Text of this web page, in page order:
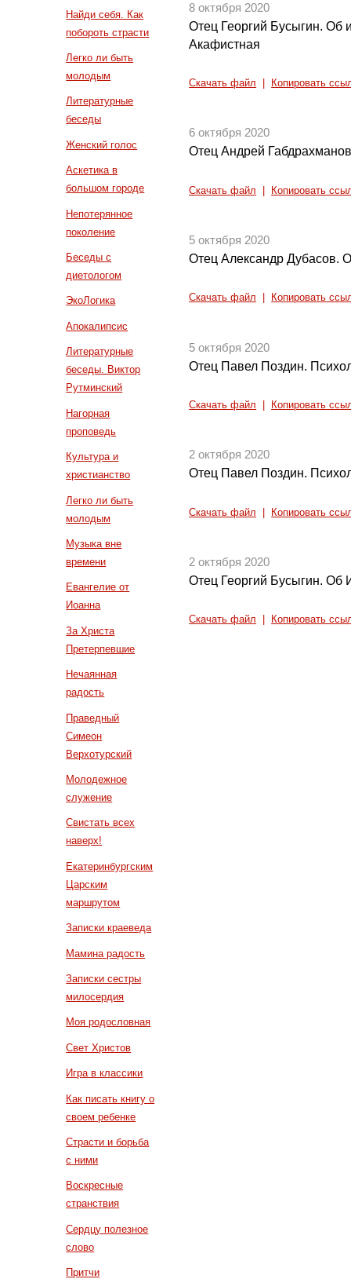
Найди себя. Как
побороть страсти
Легко ли быть
молодым
Литературные
беседы
Женский голос
Аскетика в
большом городе
Непотерянное
поколение
Беседы с
диетологом
ЭкоЛогика
Апокалипсис
Литературные
беседы. Виктор
Рутминский
Нагорная
проповедь
Культура и
христианство
Легко ли быть
молодым
Музыка вне
времени
Евангелие от
Иоанна
За Христа
Претерпевшие
Нечаянная
радость
Праведный
Симеон
Верхотурский
Молодежное
служение
Свистать всех
наверх!
Екатеринбургским
Царским
маршрутом
Записки краеведа
Мамина радость
Записки сестры
милосердия
Моя родословная
Свет Христов
Игра в классики
Как писать книгу о
своем ребенке
Страсти и борьба
с ними
Воскресные
странствия
Сердцу полезное
слово
Притчи
8 октября 2020
Отец Георгий Бусыгин. Об
Акафистная
Скачать файл Копировать
6 октября 2020
Отец Андрей
Скачать файл Копировать
5 октября 2020
Отец Александр Дубасов.
Скачать файл Копировать
5 октября 2020
Отец Павел Поздин.
Скачать файл Копировать
2 октября 2020
Отец Павел Поздин.
Скачать файл Копировать
2 октября 2020
Отец Георгий Бусыгин. Об
Скачать файл Копировать